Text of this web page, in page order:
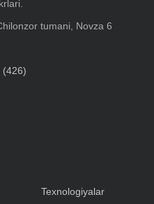
tumani, Novza 6
(426)
Texnologiyalar